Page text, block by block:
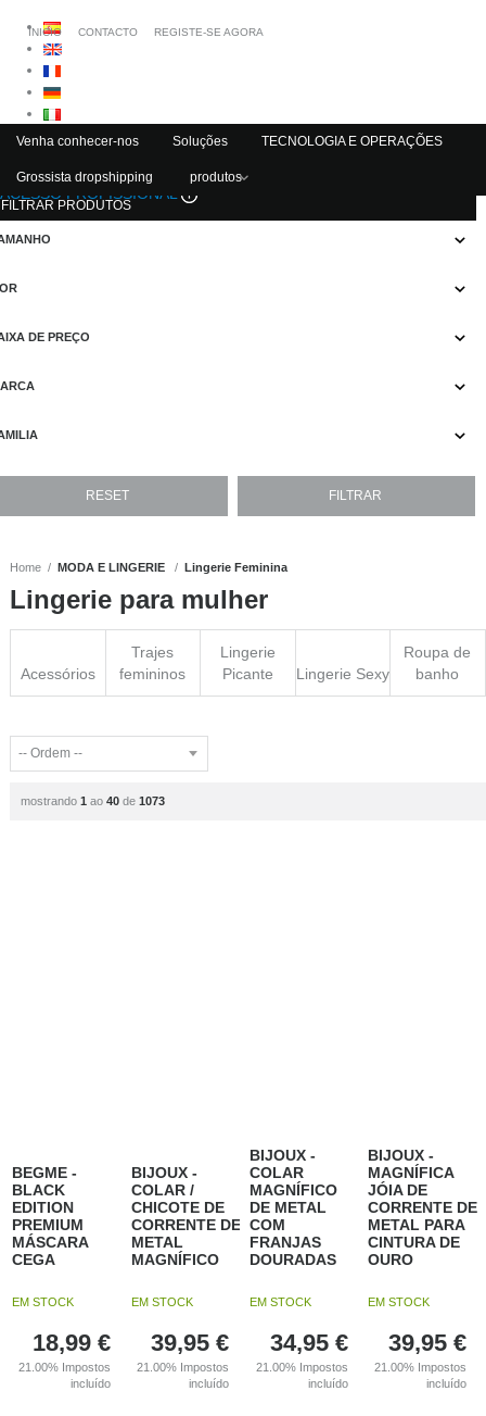
ACESSO PROFISSIONAL
INICIO CONTACTO REGISTE-SE AGORA
Venha conhecer-nos Soluções TECNOLOGIA E OPERAÇÕES
Grossista dropshipping
produtos
FILTRAR PRODUTOS
DE PREÇO
Home MODA E LINGERIE Lingerie Feminina
Lingerie para mulher
Acessórios
Trajes
femininos
Lingerie
Picante
Lingerie Sexy
Roupa de
banho
mostrando 1 ao 40de 1073
BEGME -
BLACK
EDITION
PREMIUM
MÁSCARA
CEGA
EM STOCK
18,99 €
21.00% Impostos
incluído
BIJOUX -
COLAR /
CHICOTE DE
CORRENTE DE
METAL
MAGNÍFICO
EM STOCK
39,95 €
21.00% Impostos
incluído
BIJOUX -
COLAR
MAGNÍFICO
DE METAL
COM
FRANJAS
DOURADAS
EM STOCK
34,95 €
21.00% Impostos
incluído
BIJOUX -
MAGNÍFICA
JÓIA DE
CORRENTE DE
METAL PARA
CINTURA DE
OURO
EM STOCK
39,95 €
21.00% Impostos
incluído